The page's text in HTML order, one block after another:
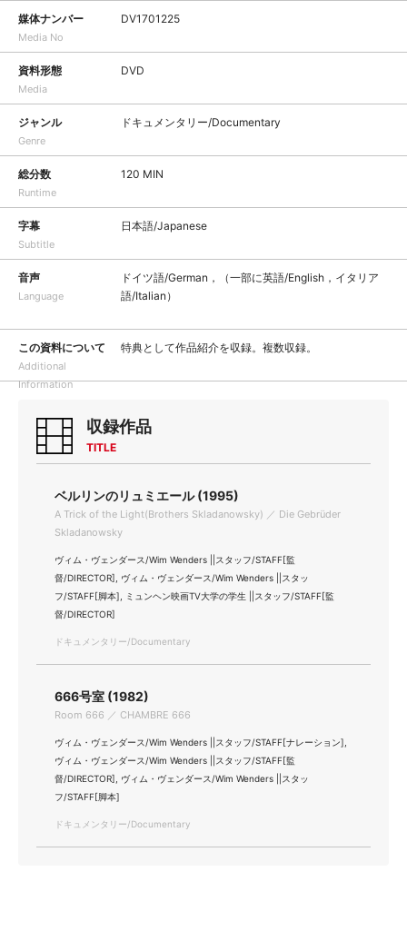
媒体ナンバー
Media No
DV1701225
資料形態
Media
DVD
ジャンル
Genre
ドキュメンタリー/Documentary
総分数
Runtime
120 MIN
字幕
Subtitle
日本語/Japanese
音声
Language
ドイツ語/German，（一部に英語/English，イタリア
語/Italian）
この資料について
Additional
Information
特典として作品紹介を収録。複数収録。
収録作品
TITLE
ベルリンのリュミエール (1995)
A Trick of the Light(Brothers Skladanowsky) ／ Die Gebrüder
Skladanowsky
ヴィム・ヴェンダース/Wim Wenders ||スタッフ/STAFF[監
督/DIRECTOR], ヴィム・ヴェンダース/Wim Wenders ||スタッ
フ/STAFF[脚本], ミュンヘン映画TV大学の学生 ||スタッフ/STAFF[監
督/DIRECTOR]
ドキュメンタリー/Documentary
666号室 (1982)
Room 666 ／ CHAMBRE 666
ヴィム・ヴェンダース/Wim Wenders ||スタッフ/STAFF[ナレーション],
ヴィム・ヴェンダース/Wim Wenders ||スタッフ/STAFF[監
督/DIRECTOR], ヴィム・ヴェンダース/Wim Wenders ||スタッ
フ/STAFF[脚本]
ドキュメンタリー/Documentary